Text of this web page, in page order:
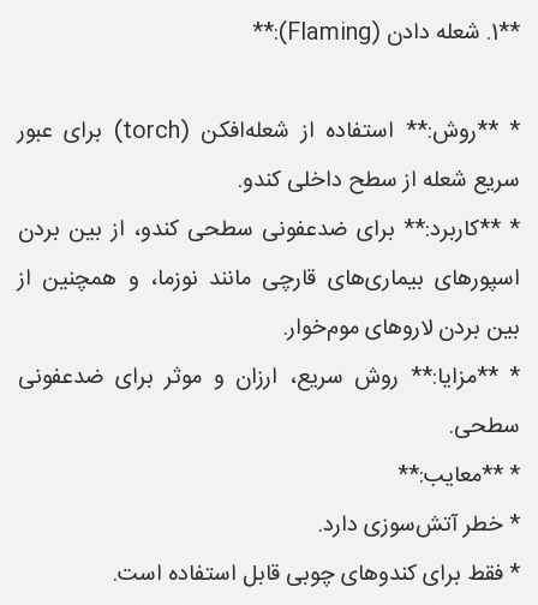
**1. شعله دادن (Flaming):**
* **روش:** استفاده از شعله‌افکن (torch) برای عبور
سریع شعله از سطح داخلی کندو.
* **کاربرد:** برای ضدعفونی سطحی کندو، از بین بردن
اسپورهای بیماری‌های قارچی مانند نوزما، و همچنین از
بین بردن لاروهای موم‌خوار.
* **مزایا:** روش سریع، ارزان و موثر برای ضدعفونی
سطحی.
* **معایب:**
* خطر آتش‌سوزی دارد.
* فقط برای کندوهای چوبی قابل استفاده است.